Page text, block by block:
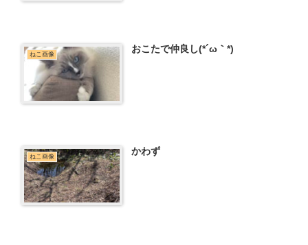
ねこ画像 おこたで仲良し(*´ω｀*)
ねこ画像 かわず